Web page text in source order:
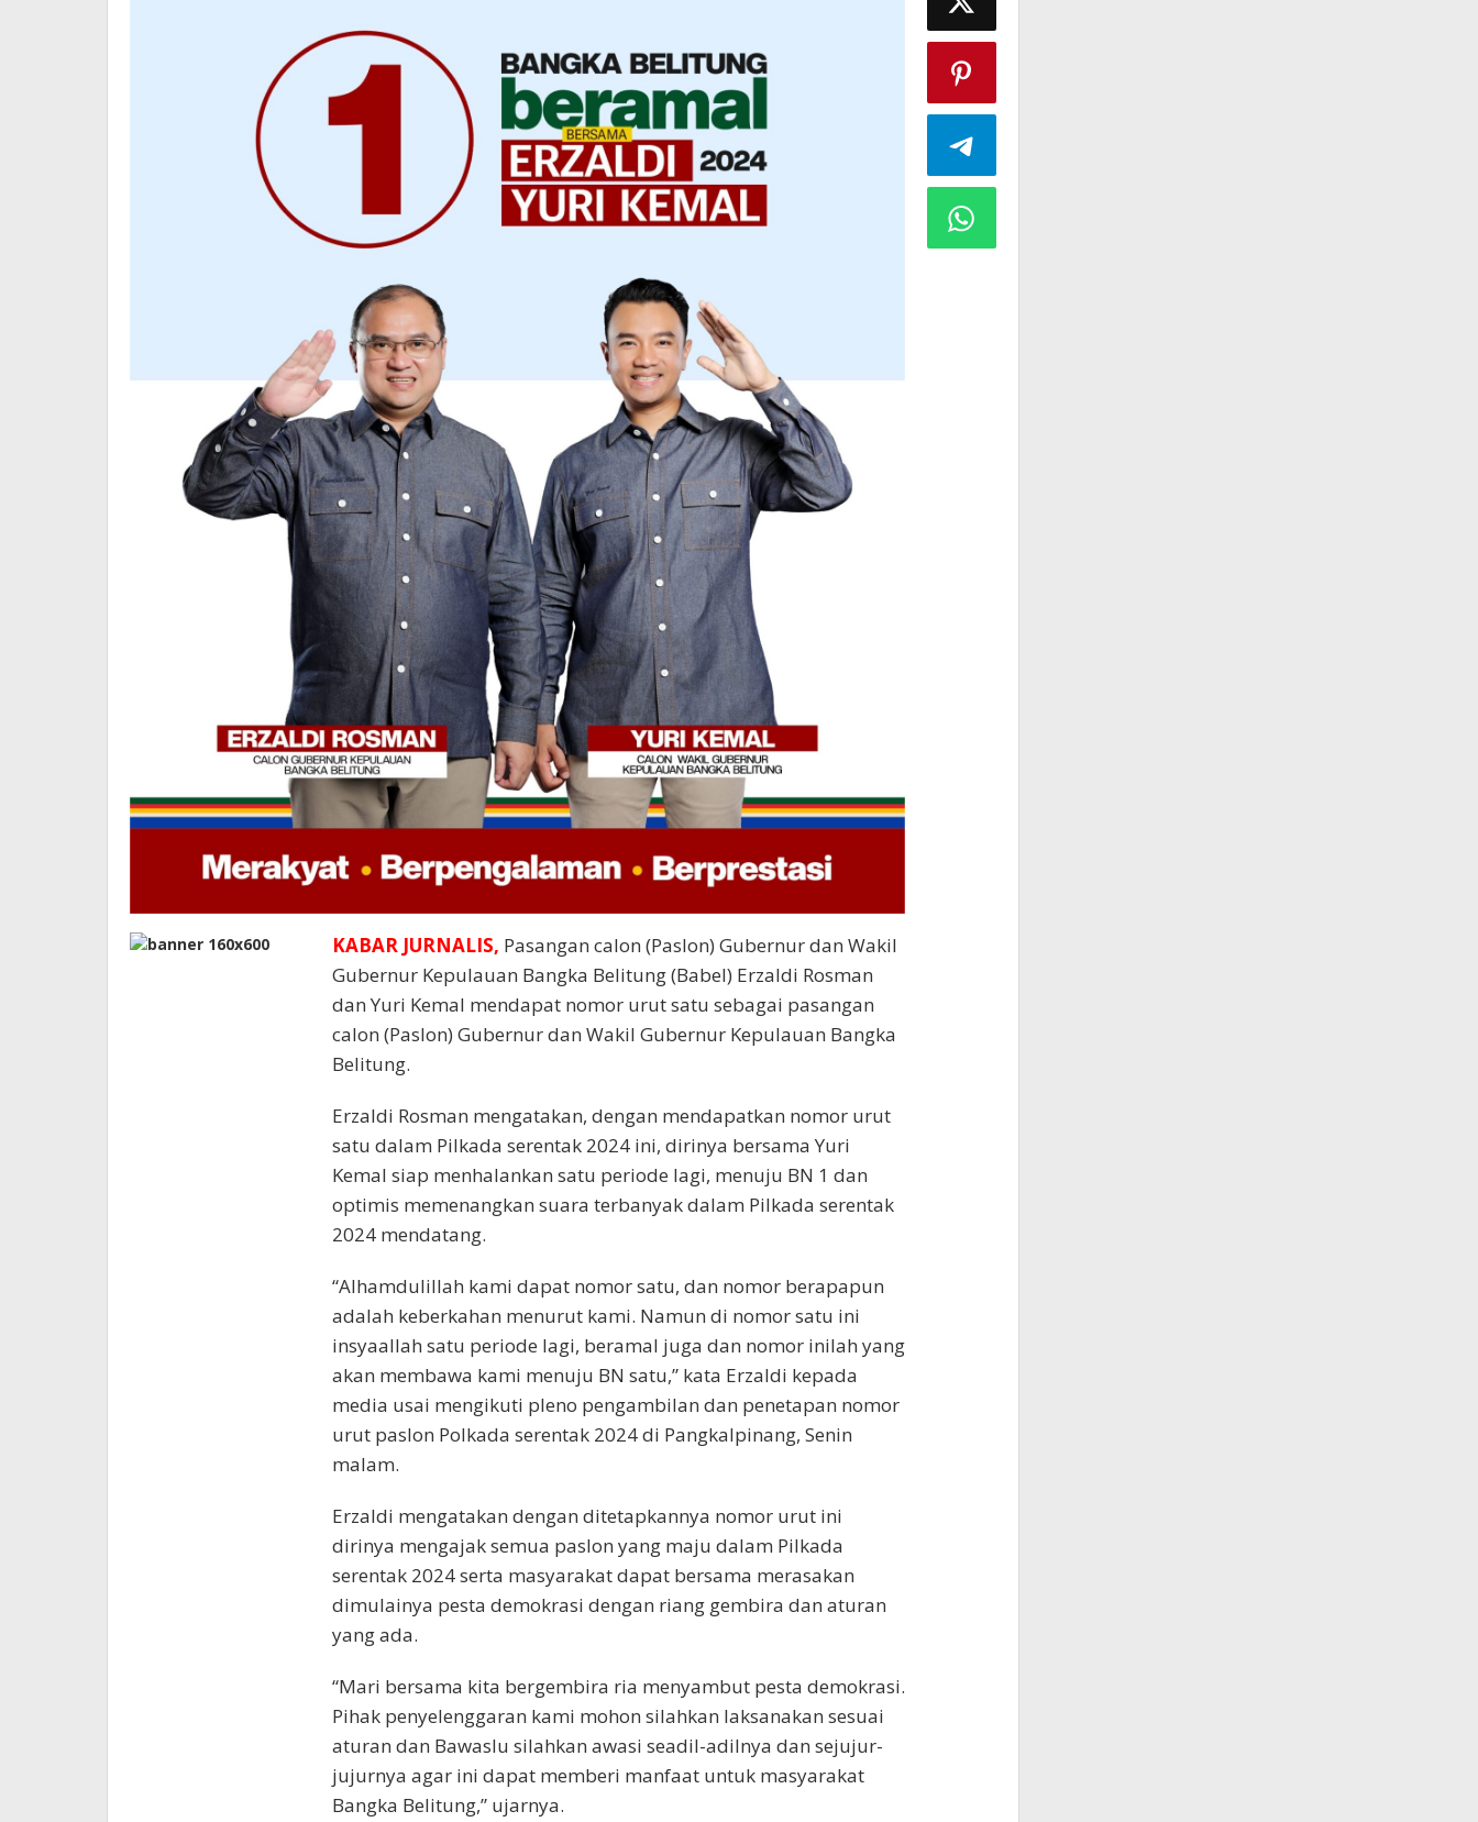
KABAR JURNALIS, Pasangan calon (Paslon) Gubernur dan Wakil
Gubernur Kepulauan Bangka Belitung (Babel) Erzaldi Rosman
dan Yuri Kemal mendapat nomor urut satu sebagai pasangan
calon (Paslon) Gubernur dan Wakil Gubernur Kepulauan Bangka
Belitung.
Erzaldi Rosman mengatakan, dengan mendapatkan nomor urut
satu dalam Pilkada serentak 2024 ini, dirinya bersama Yuri
Kemal siap menhalankan satu periode lagi, menuju BN 1 dan
optimis memenangkan suara terbanyak dalam Pilkada serentak
2024 mendatang.
“Alhamdulillah kami dapat nomor satu, dan nomor berapapun
adalah keberkahan menurut kami. Namun di nomor satu ini
insyaallah satu periode lagi, beramal juga dan nomor inilah yang
akan membawa kami menuju BN satu,” kata Erzaldi kepada
media usai mengikuti pleno pengambilan dan penetapan nomor
urut paslon Polkada serentak 2024 di Pangkalpinang, Senin
malam.
Erzaldi mengatakan dengan ditetapkannya nomor urut ini
dirinya mengajak semua paslon yang maju dalam Pilkada
serentak 2024 serta masyarakat dapat bersama merasakan
dimulainya pesta demokrasi dengan riang gembira dan aturan
yang ada.
“Mari bersama kita bergembira ria menyambut pesta demokrasi.
Pihak penyelenggaran kami mohon silahkan laksanakan sesuai
aturan dan Bawaslu silahkan awasi seadil-adilnya dan sejujur-
jujurnya agar ini dapat memberi manfaat untuk masyarakat
Bangka Belitung,” ujarnya.